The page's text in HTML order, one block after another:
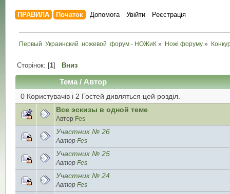
ПРАВИЛА Початок Допомога Увійти Реєстрація
Первый  Украинский  ножевой  форум - НОЖиК » Ножі форуму »
Сторінок: [1] Вниз
Тема/Автор
0 Користувачів і 2 Гостей дивляться цей розділ.
Все эскизы в одной теме
Автор Fes
Участник № 26
Автор Fes
Участник № 25
Автор Fes
Участник № 24
Автор Fes